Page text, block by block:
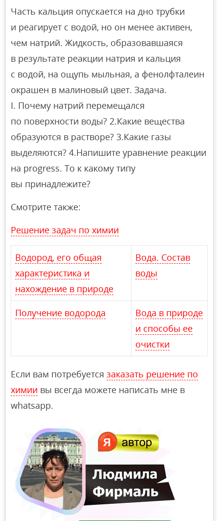
Часть кальция опускается на дно трубки
и реагирует с водой, но он менее активен,
чем натрий. Жидкость, образовавшаяся
в результате реакции натрия и кальция
с водой, на ощупь мыльная, а фенолфталеин
окрашен в малиновый цвет. Задача.
I. Почему натрий перемещался
по поверхности воды? 2.Какие вещества
образуются в растворе? 3.Какие газы
выделяются? 4.Напишите уравнение реакции
на progress. To к какому типу
вы принадлежите?
Смотрите также:
Решение задач по химии
Водород, его общая
характеристика и
нахождение в природе
Вода. Состав
воды
Получение водорода
Вода в природе
и способы ее
очистки
Если вам потребуетсязаказать решение по
химии вы всегда можете написать мне в
whatsapp.